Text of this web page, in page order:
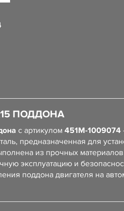
ПОДДОНА
с артикулом 451М-1009074
предназначенная для
из прочных
эксплуатацию и
поддона двигателя на